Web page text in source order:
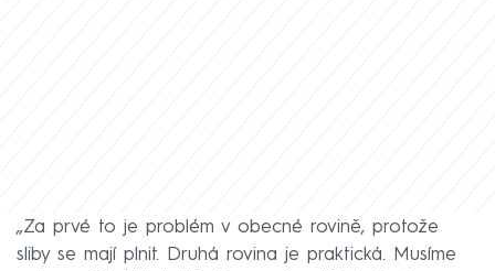
„Za prvé to je problém v obecné rovině, protože
sliby se mají plnit. Druhá rovina je praktická. Musíme